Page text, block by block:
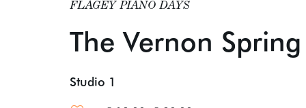
The Vernon Spring
FLAGEY PIANO DAYS
Studio 1